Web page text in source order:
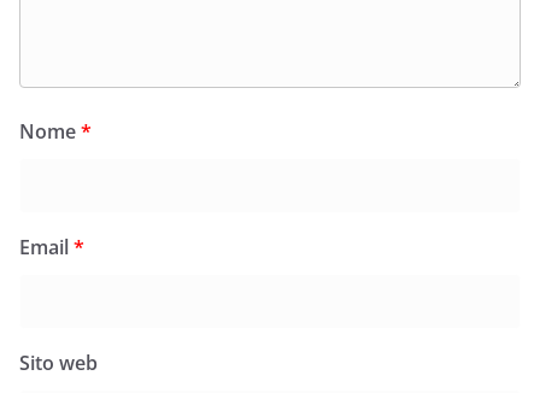
Nome*
Email*
Sito web